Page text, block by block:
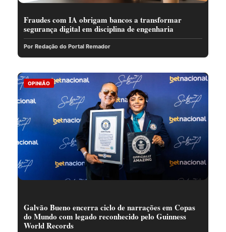
Fraudes com IA obrigam bancos a transformar
segurança digital em disciplina de engenharia
Por Redação do Portal Remador
OPINIÃO
Galvão Bueno encerra ciclo de narrações em Copas
do Mundo com legado reconhecido pelo Guinness
World Records